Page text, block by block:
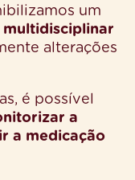
um
multidisciplinar
alterações
é possível
a
a medicação